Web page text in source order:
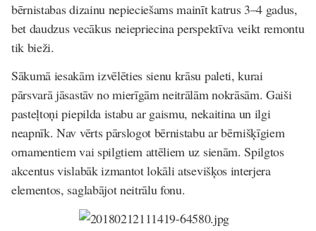
bērnistabas dizainu nepieciešams mainīt katrus 3–4 gadus,
bet daudzus vecākus neiepriecina perspektīva veikt remontu
tik bieži.
Sākumā iesakām izvēlēties sienu krāsu paleti, kurai
pārsvarā jāsastāv no mierīgām neitrālām nokrāsām. Gaiši
pasteļtoņi piepilda istabu ar gaismu, nekaitina un ilgi
neapnīk. Nav vērts pārslogot bērnistabu ar bērnišķīgiem
ornamentiem vai spilgtiem attēliem uz sienām. Spilgtos
akcentus vislabāk izmantot lokāli atsevišķos interjera
elementos, saglabājot neitrālu fonu.